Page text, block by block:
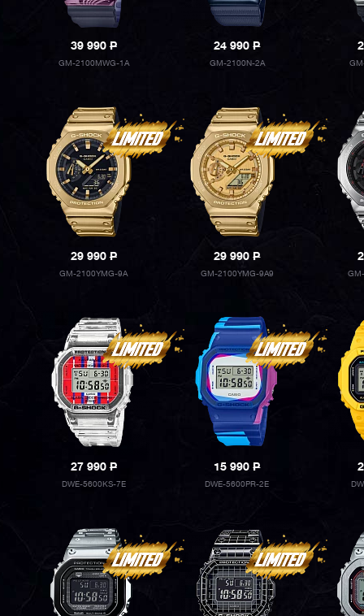
39 990P
GM-2100MWG-1A
24 990P
GM-2100N-2A
29 990P
GM-2100YMG-9A
29 990P
GM-2100YMG-9A9
27 990P
DWE-5600KS-7E
15 990P
DWE-5600PR-2E